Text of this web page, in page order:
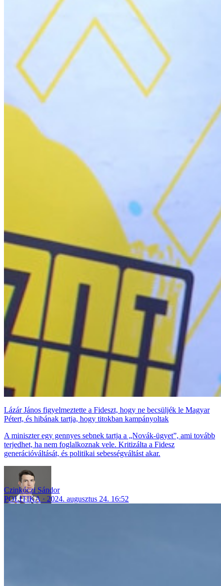
Lázár János figyelmeztette a Fideszt, hogy ne becsüljék le Magyar
Pétert, és hibának tartja, hogy titokban kampányoltak
A miniszter egy gennyes sebnek tartja a „Novák-ügyet”, ami tovább
terjedhet, ha nem foglalkoznak vele. Kritizálta a Fidesz
generációváltását, és politikai sebességváltást akar.
Czinkóczi Sándor
POLITIKA
2024. augusztus 24. 16:52